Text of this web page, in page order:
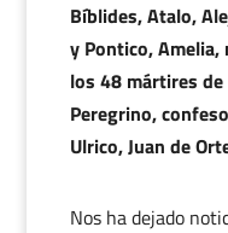
Bíblides, Atalo,
y Pontico,
los 48 mártires de
Peregrino,
Ulrico, Juan de
Nos ha dejado